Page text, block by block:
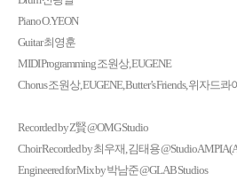
Piano O.YEON
Guitar 최영훈
MIDI Programming 조원상, EUGENE
Chorus 조원상, EUGENE, Butter’s Friends, 위자드콰
Recorded by Z賢 @OMG Studio
Choir Recorded by 최우재, 김태용 @Studio AMPIA
Engineered for Mix by 박남준 @GLAB Studios